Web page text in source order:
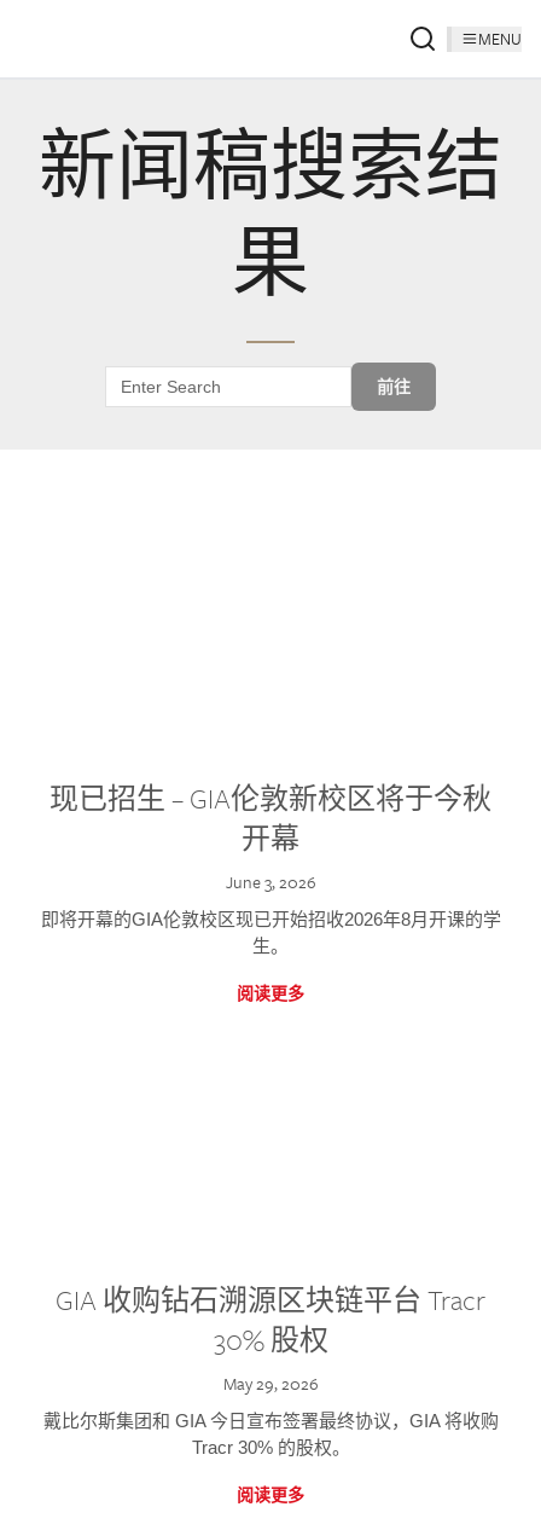
MENU
新闻稿搜索结
果
前往
现已招生 – GIA伦敦新校区将于今秋
开幕
June 3, 2026
即将开幕的GIA伦敦校区现已开始招收2026年8月开课的学
生。
阅读更多
GIA 收购钻石溯源区块链平台 Tracr
30% 股权
May 29, 2026
戴比尔斯集团和 GIA 今日宣布签署最终协议，GIA 将收购
Tracr 30% 的股权。
阅读更多